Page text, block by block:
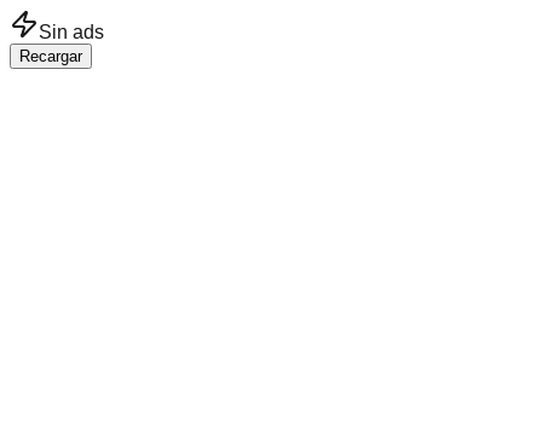
Saltar al contenido principal
Sin ads
Recargar